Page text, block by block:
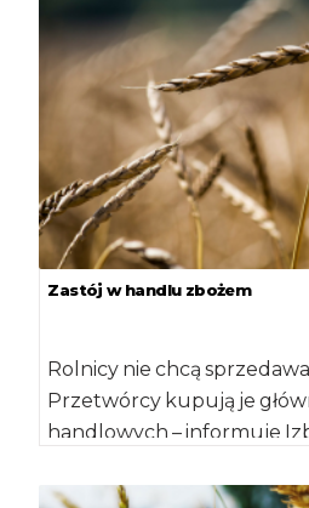
Zastój w handlu zbożem
Rolnicy nie chcą
Przetwórcy kupują je
handlowych – informuje
moment […]